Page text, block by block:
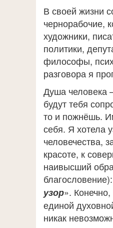
В своей жизни
чернорабочие,
художники,
политики,
философы,
разговора я
Душа человека
будут тебя
то и пожнёшь.
себя. Я хотела
человечества,
красоте, к
наивысший
узор».
единой
никак